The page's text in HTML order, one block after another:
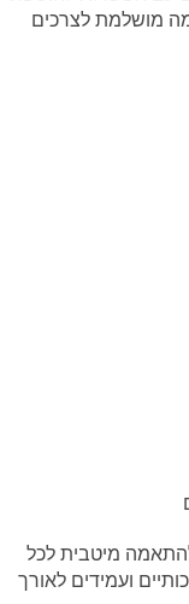
מושלמת לצרכים
גדלים – 30, 45, 60 ס”מ – להתאמה מיטבית לכל
ועמידים לאורך